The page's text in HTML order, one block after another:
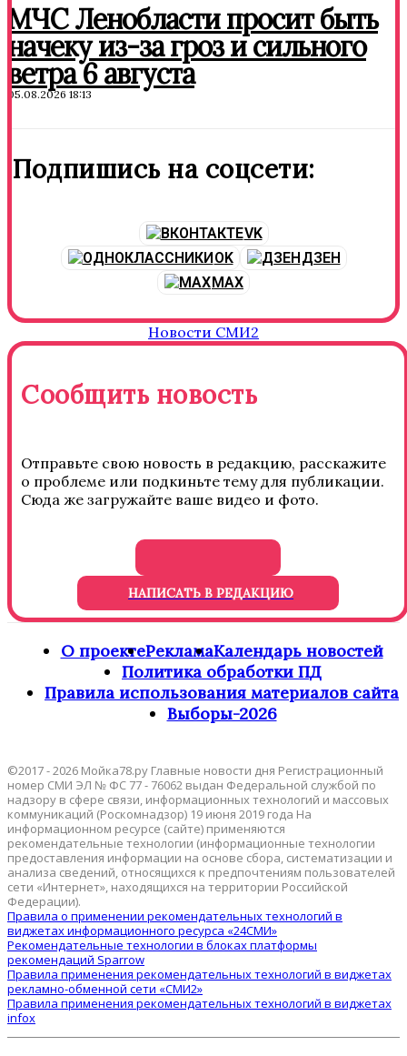
МЧС Ленобласти просит быть
начеку из-за гроз и сильного
ветра 6 августа
05.08.2026 18:13
Подпишись на соцсети:
VK
OK
ДЗЕН
MAX
Новости СМИ2
Сообщить новость
Отправьте свою новость в редакцию, расскажите
о проблеме или подкиньте тему для публикации.
Сюда же загружайте ваше видео и фото.
НАПИСАТЬ В РЕДАКЦИЮ
О проектеРекламаКалендарь новостей
Политика обработки ПД
Правила использования материалов сайта
Выборы-2026
©2017 - 2026 Мойка78.ру Главные новости дня Регистрационный
номер СМИ ЭЛ № ФС 77 - 76062 выдан Федеральной службой по
надзору в сфере связи, информационных технологий и массовых
коммуникаций (Роскомнадзор) 19 июня 2019 года На
информационном ресурсе (сайте) применяются
рекомендательные технологии (информационные технологии
предоставления информации на основе сбора, систематизации и
анализа сведений, относящихся к предпочтениям пользователей
сети «Интернет», находящихся на территории Российской
Федерации).
Правила о применении рекомендательных технологий в
виджетах информационного ресурса «24СМИ»
Рекомендательные технологии в блоках платформы
рекомендаций Sparrow
Правила применения рекомендательных технологий в виджетах
рекламно-обменной сети «СМИ2»
Правила применения рекомендательных технологий в виджетах
infox